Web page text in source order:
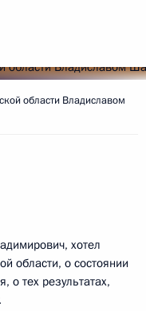
области Владиславом
хотел
области, о состоянии
о тех результатах,